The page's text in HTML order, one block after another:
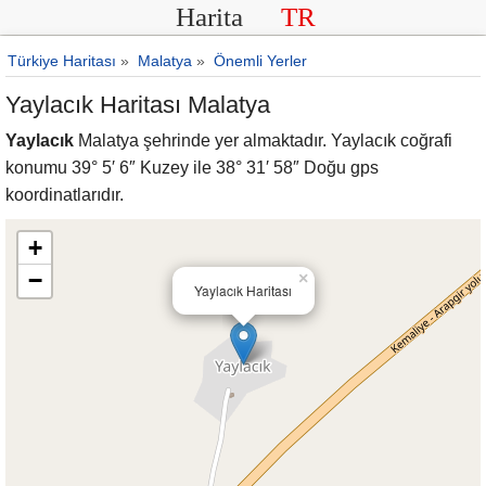
Harita TR
Türkiye Haritası » Malatya » Önemli Yerler
Yaylacık Haritası Malatya
Yaylacık Malatya şehrinde yer almaktadır. Yaylacık coğrafi
konumu 39° 5′ 6″ Kuzey ile 38° 31′ 58″ Doğu gps
koordinatlarıdır.
Yaylacık Haritası
×
+
−